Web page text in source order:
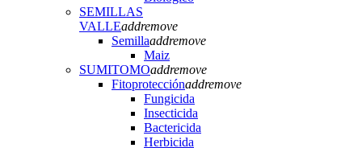
SEMILLAS
VALLEaddremove
Semillaaddremove
Maiz
SUMITOMOaddremove
Fitoprotecciónaddremove
Fungicida
Insecticida
Bactericida
Herbicida